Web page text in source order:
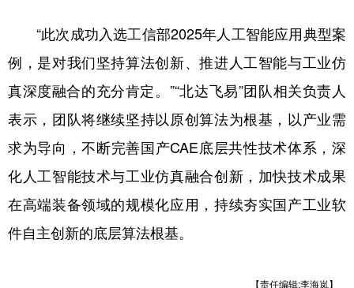
“此次成功入选工信部2025年人工智能应用典型案
例，是对我们坚持算法创新、推进人工智能与工业仿
真深度融合的充分肯定。”“北达飞易”团队相关负责人
表示，团队将继续坚持以原创算法为根基，以产业需
求为导向，不断完善国产CAE底层共性技术体系，深
化人工智能技术与工业仿真融合创新，加快技术成果
在高端装备领域的规模化应用，持续夯实国产工业软
件自主创新的底层算法根基。
【责任编辑:李海岚】